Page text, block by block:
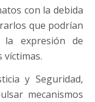
con la debida
que podrían
expresión de
víctimas.
y Seguridad,
mecanismos